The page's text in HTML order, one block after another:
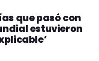
que pasó con
estuvieron